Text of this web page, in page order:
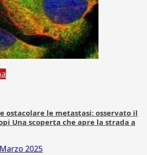
ostacolare le metastasi: osservato il
Una scoperta che apre la strada a
2025